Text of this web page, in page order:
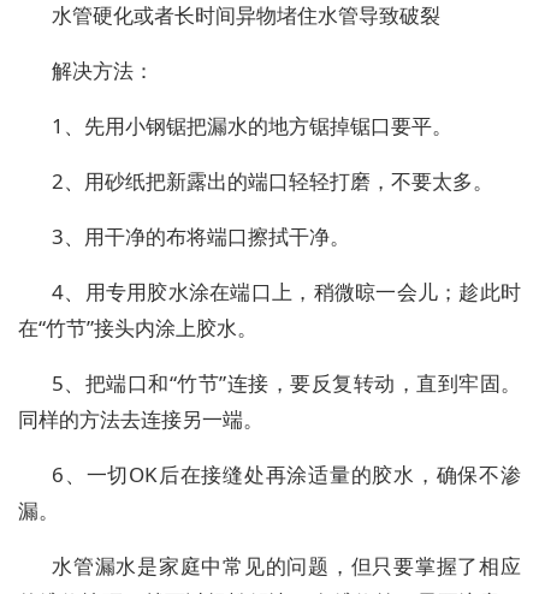
水管硬化或者长时间异物堵住水管导致破裂
解决方法：
1、先用小钢锯把漏水的地方锯掉锯口要平。
2、用砂纸把新露出的端口轻轻打磨，不要太多。
3、用干净的布将端口擦拭干净。
4、用专用胶水涂在端口上，稍微晾一会儿；趁此时
在“竹节”接头内涂上胶水。
5、把端口和“竹节”连接，要反复转动，直到牢固。
同样的方法去连接另一端。
6、一切OK后在接缝处再涂适量的胶水，确保不渗
漏。
水管漏水是家庭中常见的问题，但只要掌握了相应